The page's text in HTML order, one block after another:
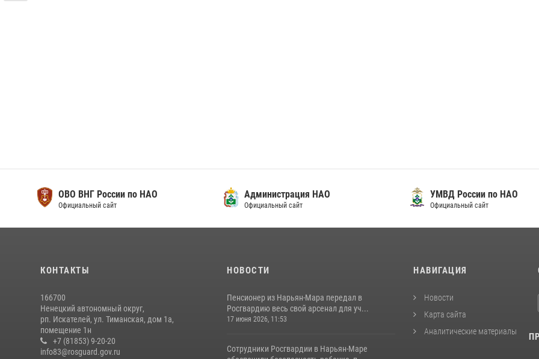
ОВО ВНГ России по НАО
Официальный сайт
Администрация НАО
Официальный сайт
УМВД России по НАО
Официальный сайт
КОНТАКТЫ
166700
Ненецкий автономный округ,
рп. Искателей, ул. Тиманская, дом 1а,
помещение 1н
+7 (81853) 9-20-20
info83@rosguard.gov.ru
НОВОСТИ
Пенсионер из Нарьян-Мара передал в
Росгвардию весь свой арсенал для уч...
17 июня 2026, 11:53
Сотрудники Росгвардии в Нарьян-Маре
НАВИГАЦИЯ
Новости
Карта сайта
Аналитические материалы